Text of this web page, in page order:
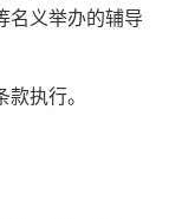
名义举办的辅导
执行。